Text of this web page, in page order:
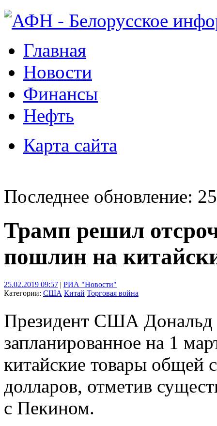
Главная
Новости
Финансы
Нефть
Карта сайта
Последнее обновление:
Трамп решил
пошлин на
25.02.2019 09:57 | РИА "Новости"
Категории: США Китай Торговая война
Президент США Дональд
запланированное на 1
китайские товары общей
долларов, отметив
с Пекином.